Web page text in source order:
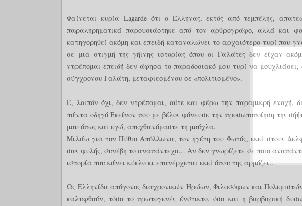
Φαίνεται κυρία Lagarde ότι ο Έλληνας, εκτός από τεμπέλης,
παραληρηματικά παρουσιάστηκε από τον αρθρογράφο, αλλά και
κατηγορηθεί ακόμη και επειδή καταναλώνει το αρχαιότερο τυρί που
σε μια στιγμή της γήινης ιστορίας όπου οι Γαλάτες δεν είχαν
ντρέπομαι επειδή δεν άφησα το παραδοσιακό μου τυρί να
σύγχρονου Γαλάτη, μεταφιεσμένου σε «πολιτισμένο».
Ε, λοιπόν όχι, δεν ντρέπομαι, ούτε και φέρω την παραμικρή ενοχή,
πάντα οδηγό Εκείνον που με βέλος φόνευσε την προσωποποίηση της
μου όπως και εγώ, απεχθανόμαστε τη μούχλα.
Μιλάω για τον Πύθιο Απόλλωνα, τον ηγέτη του Φωτός, εκεί στους
σας φυλής, συνέβη το αναπάντεχο… Αν δεν γνωρίζετε σε ποιο
ιστορία που κάνει κύκλο κι επανέρχεται εκεί όπου της αρμόζει…
Ως Ελληνίδα απόγονος διαχρονικών Ηρώων, Φιλοσόφων και
καλυφθούν, τόσο το πρωτογενές ένστικτο, όσο και η βαρβαρική